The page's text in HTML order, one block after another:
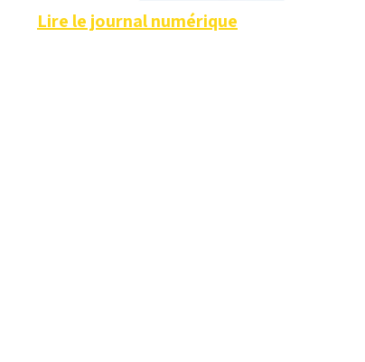
Lire le journal numérique